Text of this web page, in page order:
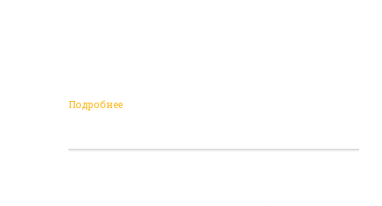
Подробнее